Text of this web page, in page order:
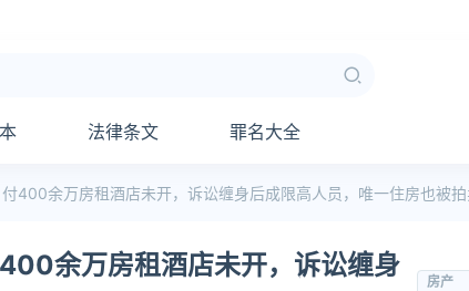
法律条文 罪名大全
400余万房租酒店未开，诉讼缠身后成限高人员，唯一住房也被拍
余万房租酒店未开，诉讼缠身
房产